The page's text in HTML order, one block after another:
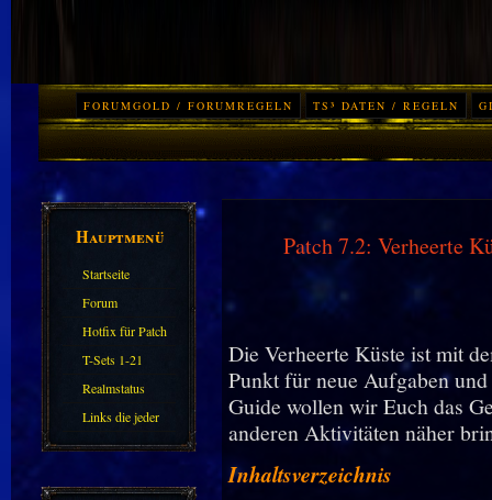
FORUMGOLD / FORUMREGELN TS³ DATEN / REGELN
Hauptmenü
Startseite
Forum
Hotfix für Patch
11.X
T-Sets 1-21
Realmstatus
Links die jeder
kennen sollte?!
Patch 7.2: Verheerte
Die Verheerte Küste ist mit
Punkt für neue Aufgaben
Guide wollen wir Euch das
anderen Aktivitäten näher
Inhaltsverzeichnis